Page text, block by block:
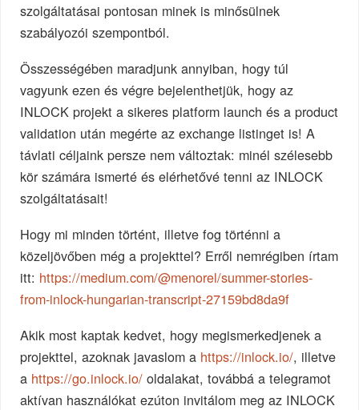
szolgáltatásai pontosan minek is minősülnek
szabályozói szempontból.
Összességében maradjunk annyiban, hogy túl
vagyunk ezen és végre bejelenthetjük, hogy az
INLOCK projekt a sikeres platform launch és a product
validation után megérte az exchange listinget is! A
távlati céljaink persze nem változtak: minél szélesebb
kör számára ismerté és elérhetővé tenni az INLOCK
szolgáltatásait!
Hogy mi minden történt, illetve fog történni a
közeljövőben még a projekttel? Erről nemrégiben írtam
itt: https://medium.com/@menorel/summer-stories-
from-inlock-hungarian-transcript-27159bd8da9f
Akik most kaptak kedvet, hogy megismerkedjenek a
projekttel, azoknak javaslom a https://inlock.io/, illetve
a https://go.inlock.io/ oldalakat, továbbá a telegramot
aktívan használókat ezúton invitálom meg az INLOCK